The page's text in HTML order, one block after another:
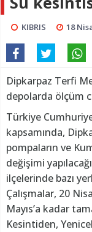
KIBRIS 18
Dipkarpaz Terfi
depolarda ölçüm
Türkiye
kapsamında,
pompaların ve
değişimi
ilçelerinde bazı
Çalışmalar, 20
Mayıs’a kadar
Kesintiden,